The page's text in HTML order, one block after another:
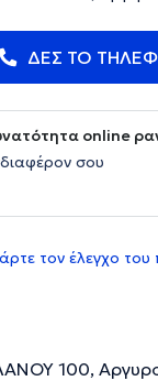
ΔΕΣ ΤΟ
online
σου
τον έλεγχο
100,